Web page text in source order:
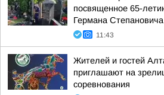
посвященное 65-
Германа
11:43
Жителей и гостей
приглашают на
соревнования